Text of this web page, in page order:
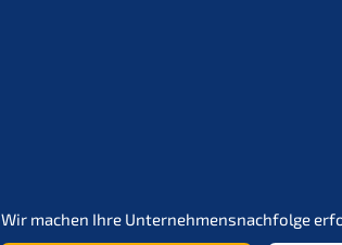
Wir machen Ihre Unternehmens­nachfolge